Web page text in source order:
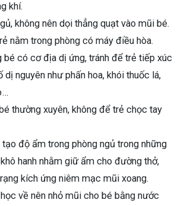
khí.
không nên dọi thẳng quạt vào mũi bé.
nằm trong phòng có máy điều hòa.
bé có cơ địa dị ứng, tránh để trẻ tiếp xúc
dị nguyên như phấn hoa, khói thuốc lá,
thường xuyên, không để trẻ chọc tay
độ ẩm trong phòng ngủ trong những
hanh nhằm giữ ẩm cho đường thở,
kích ứng niêm mạc mũi xoang.
về nên nhỏ mũi cho bé bằng nước